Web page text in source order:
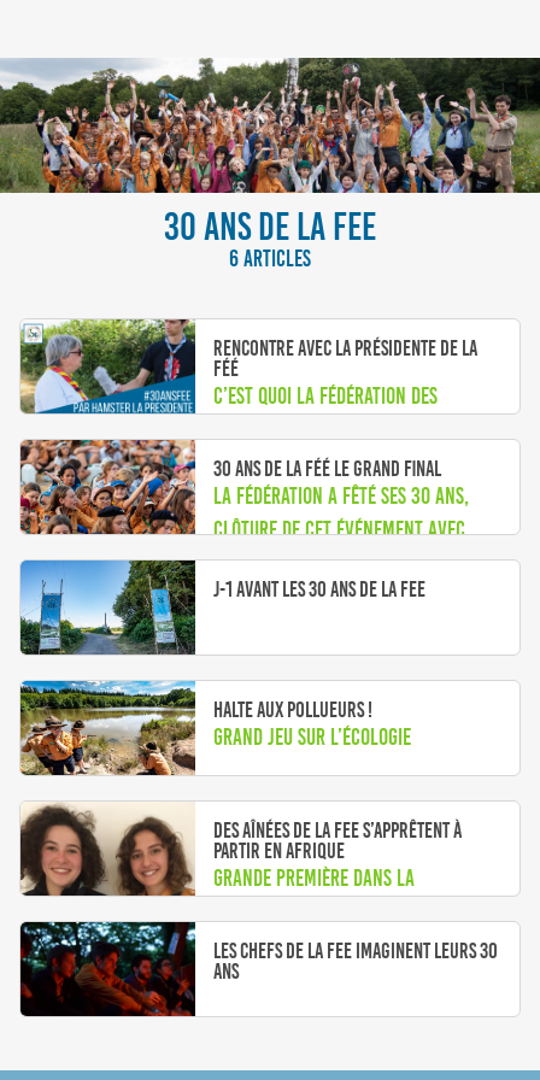
30 ANS DE LA FEE
6 ARTICLES
Rencontre avec la présidente de la
FÉÉ
C’est quoi la Fédération des
30 ans de la FÉÉ le grand final
La fédération a fêté ses 30 ans,
clôture de cet événement avec
LaToileScoute
J-1 avant les 30 ans de la FEE
Halte aux pollueurs !
Grand jeu sur l’écologie
Des aînées de la FEE s’apprêtent à
partir en Afrique
Grande première dans la
Eclaireurs (FEE), un duo de routière
va partir au Togo cet été
Les chefs de la FEE imaginent leurs 30
ans